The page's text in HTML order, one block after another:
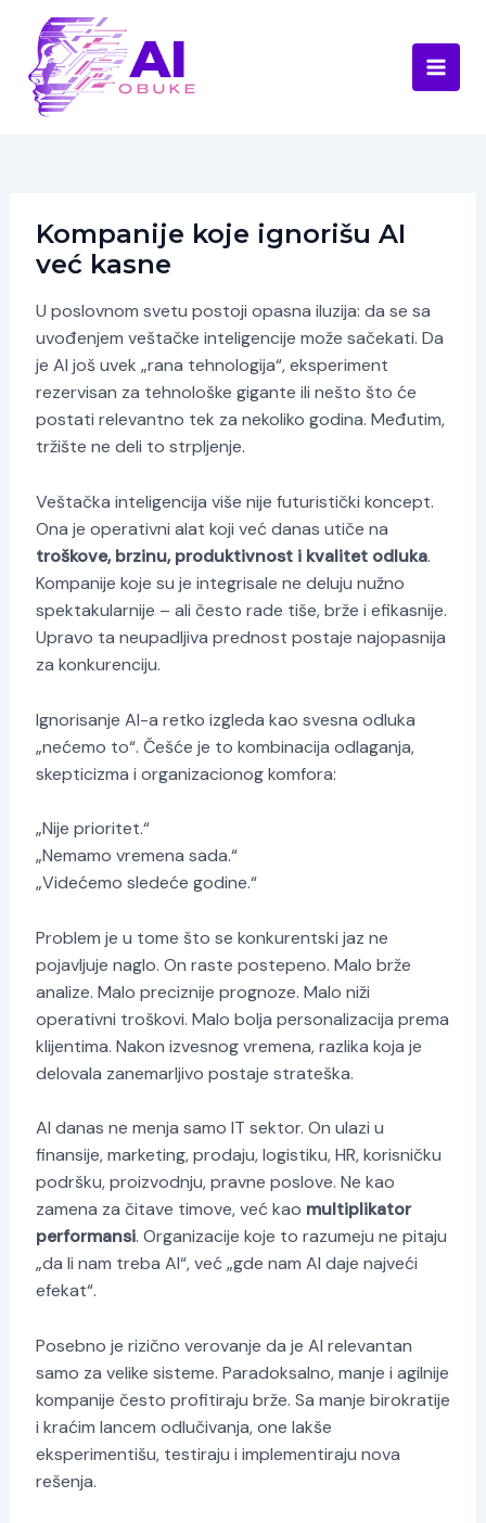
content
Main
Kompanije koje ignorišu AI
već kasne
U poslovnom svetu postoji opasna iluzija: da se sa
uvođenjem veštačke inteligencije može sačekati. Da
je AI još uvek „rana tehnologija“, eksperiment
rezervisan za tehnološke gigante ili nešto što će
postati relevantno tek za nekoliko godina. Međutim,
tržište ne deli to strpljenje.
Veštačka inteligencija više nije futuristički koncept.
Ona je operativni alat koji već danas utiče na
troškove, brzinu, produktivnost i kvalitet odluka.
Kompanije koje su je integrisale ne deluju nužno
spektakularnije – ali često rade tiše, brže i efikasnije.
Upravo ta neupadljiva prednost postaje najopasnija
za konkurenciju.
Ignorisanje AI-a retko izgleda kao svesna odluka
„nećemo to“. Češće je to kombinacija odlaganja,
skepticizma i organizacionog komfora:
„Nije prioritet.“
„Nemamo vremena sada.“
„Videćemo sledeće godine.“
Problem je u tome što se konkurentski jaz ne
pojavljuje naglo. On raste postepeno. Malo brže
analize. Malo preciznije prognoze. Malo niži
operativni troškovi. Malo bolja personalizacija prema
klijentima. Nakon izvesnog vremena, razlika koja je
delovala zanemarljivo postaje strateška.
AI danas ne menja samo IT sektor. On ulazi u
finansije, marketing, prodaju, logistiku, HR, korisničku
podršku, proizvodnju, pravne poslove. Ne kao
zamena za čitave timove, već kao multiplikator
performansi. Organizacije koje to razumeju ne pitaju
„da li nam treba AI“, već „gde nam AI daje najveći
efekat“.
Posebno je rizično verovanje da je AI relevantan
samo za velike sisteme. Paradoksalno, manje i agilnije
kompanije često profitiraju brže. Sa manje birokratije
i kraćim lancem odlučivanja, one lakše
eksperimentišu, testiraju i implementiraju nova
rešenja.